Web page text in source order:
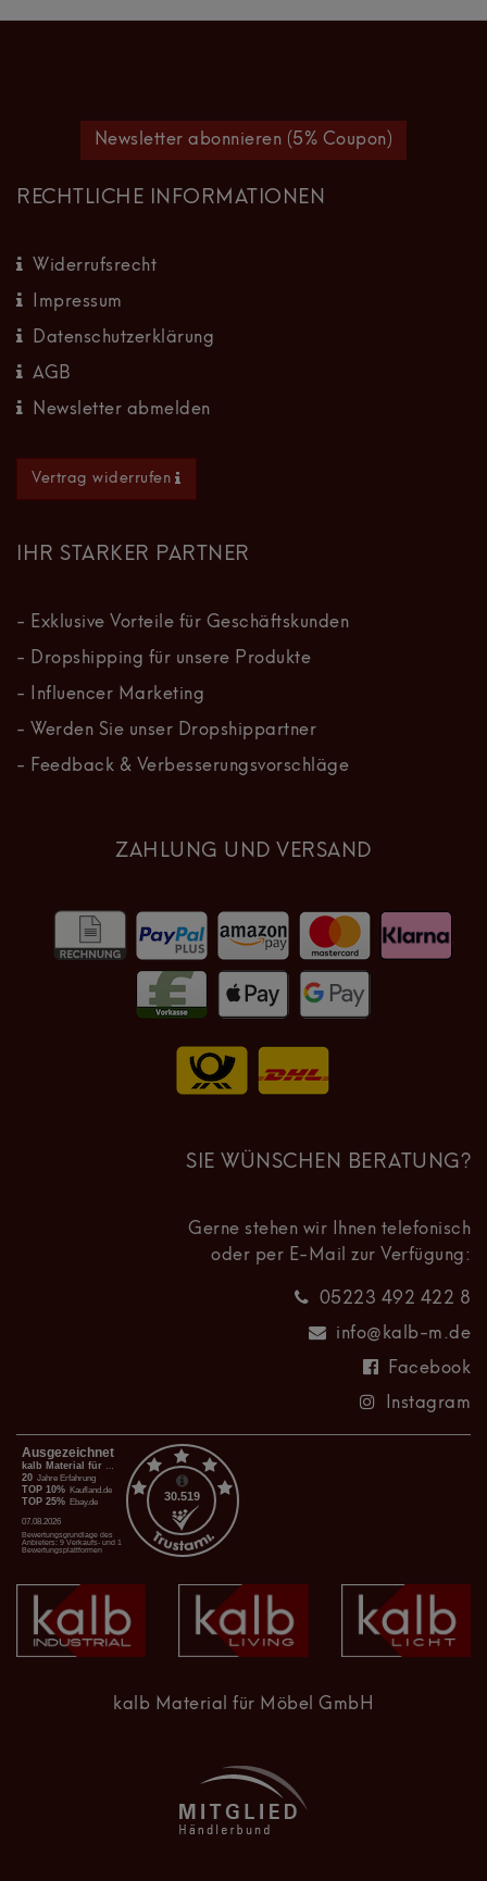
Newsletter abonnieren (5% Coupon)
RECHTLICHE INFORMATIONEN
Widerrufsrecht
Impressum
Datenschutzerklärung
AGB
Newsletter abmelden
Vertrag widerrufen
IHR STARKER PARTNER
- Exklusive Vorteile für Geschäftskunden
- Dropshipping für unsere Produkte
- Influencer Marketing
- Werden Sie unser Dropshippartner
- Feedback & Verbesserungsvorschläge
ZAHLUNG UND VERSAND
SIE WÜNSCHEN BERATUNG?
Gerne stehen wir Ihnen telefonisch
oder per E-Mail zur Verfügung:
05223 492 422 8
info@kalb-m.de
Facebook
Instagram
kalb Material für Möbel GmbH